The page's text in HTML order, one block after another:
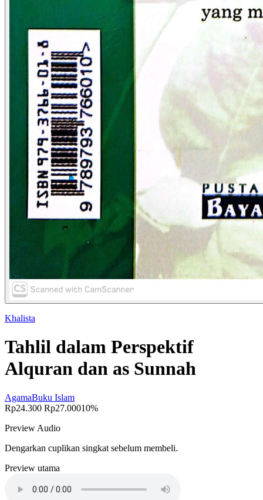
Khalista
Tahlil dalam Perspektif
Alquran dan as Sunnah
AgamaBuku Islam
Rp24.300 Rp27.00010%
Preview Audio
Dengarkan cuplikan singkat sebelum membeli.
Preview utama